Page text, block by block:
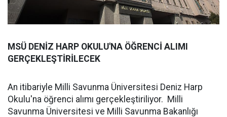
MSÜ DENİZ HARP OKULU'NA ÖĞRENCİ ALIMI
GERÇEKLEŞTİRİLECEK
An itibariyle Milli Savunma Üniversitesi Deniz Harp
Okulu'na öğrenci alımı gerçekleştiriliyor. Milli
Savunma Üniversitesi ve Milli Savunma Bakanlığı